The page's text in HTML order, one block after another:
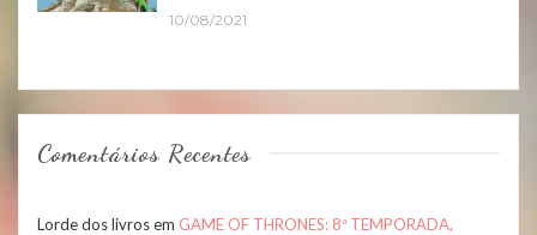
10/08/2021
Comentários Recentes
Lorde dos livrosem GAME OF THRONES: 8ª TEMPORADA,